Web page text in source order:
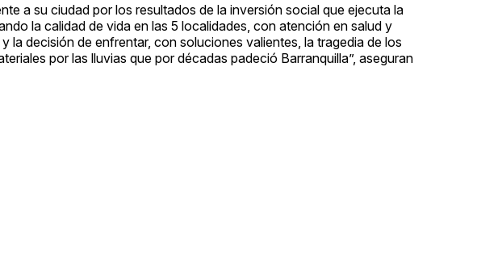
a su ciudad por los resultados de la inversión social que ejecuta la
la calidad de vida en las 5 localidades, con atención en salud y
decisión de enfrentar, con soluciones valientes, la tragedia de los
por las lluvias que por décadas padeció Barranquilla”, aseguran